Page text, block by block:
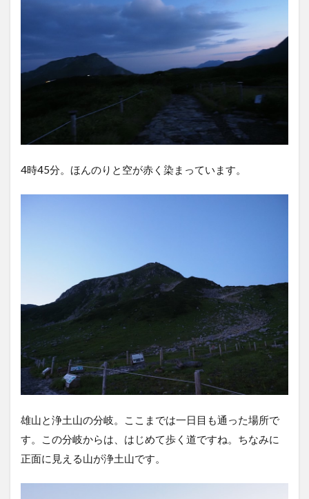
4時45分。ほんのりと空が赤く染まっています。
雄山と浄土山の分岐。ここまでは一日目も通った場所で
す。この分岐からは、はじめて歩く道ですね。ちなみに
正面に見える山が浄土山です。